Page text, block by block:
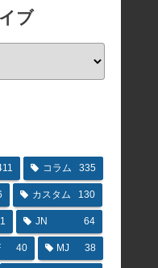
ブ
コラム 335
カスタム 130
JN 64
40 MJ 38